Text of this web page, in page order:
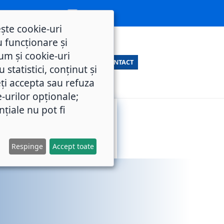
CONTACT
cookie-uri
funcționare și
și cookie-uri
statistici, conținut și
accepta sau refuza
urilor opționale;
nu pot fi
Respinge Accept toate